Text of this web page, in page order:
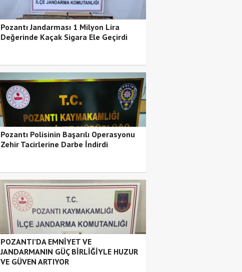
Pozantı Jandarması 1 Milyon Lira
Değerinde Kaçak Sigara Ele Geçirdi
Pozantı Polisinin Başarılı Operasyonu
Zehir Tacirlerine Darbe İndirdi
POZANTI’DA EMNİYET VE
JANDARMANIN GÜÇ BİRLİĞİYLE HUZUR
VE GÜVEN ARTIYOR